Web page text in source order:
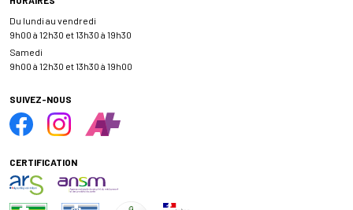
Du lundi au vendredi
9h00 à 12h30 et 13h30 à 19h30
Samedi
9h00 à 12h30 et 13h30 à 19h00
SUIVEZ-NOUS
CERTIFICATION